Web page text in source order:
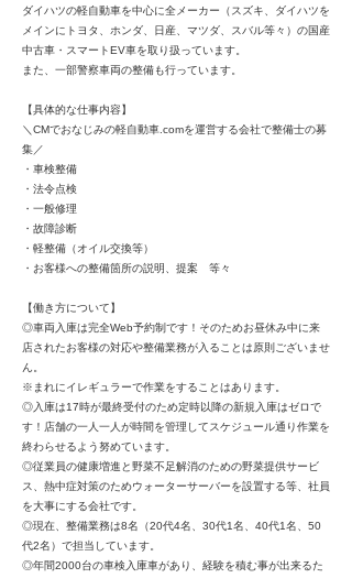
ダイハツの軽自動車を中心に全メーカー（スズキ、ダイハツを
メインにトヨタ、ホンダ、日産、マツダ、スバル等々）の国産
中古車・スマートEV車を取り扱っています。
また、一部警察車両の整備も行っています。
【具体的な仕事内容】
＼CMでおなじみの軽自動車.comを運営する会社で整備士の募
集／
・車検整備
・法令点検
・一般修理
・故障診断
・軽整備（オイル交換等）
・お客様への整備箇所の説明、提案 等々
【働き方について】
◎車両入庫は完全Web予約制です！そのためお昼休み中に来
店されたお客様の対応や整備業務が入ることは原則ございませ
ん。
※まれにイレギュラーで作業をすることはあります。
◎入庫は17時が最終受付のため定時以降の新規入庫はゼロで
す！店舗の一人一人が時間を管理してスケジュール通り作業を
終わらせるよう努めています。
◎従業員の健康増進と野菜不足解消のための野菜提供サービ
ス、熱中症対策のためウォーターサーバーを設置する等、社員
を大事にする会社です。
◎現在、整備業務は8名（20代4名、30代1名、40代1名、50
代2名）で担当しています。
◎年間2000台の車検入庫車があり、経験を積む事が出来るた